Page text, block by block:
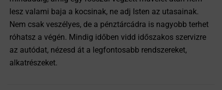
lesz valami baja a kocsinak, ne adj Isten az utasainak.
Nem csak veszélyes, de a pénztárcádra is nagyobb terhet
róhatsz a végén. Mindig időben vidd időszakos szervizre
az autódat, nézesd át a legfontosabb rendszereket,
alkatrészeket.